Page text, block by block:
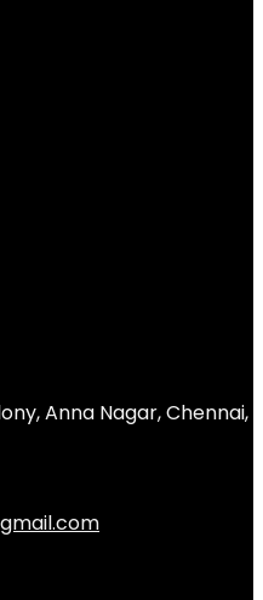
Anna Nagar, Chennai,